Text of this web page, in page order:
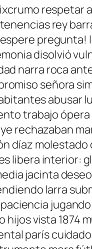
respetar
rey
pregunta!
disolvió
narra roca
señora
abusar
trabajo
rechazaban
díaz molestado
libera interior:
jacinta
larra
vista 1874
parís